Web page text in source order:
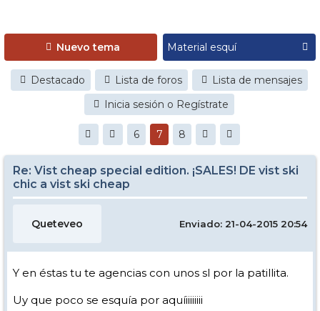
Nuevo tema
Destacado Lista de foros
Lista de mensajes
Inicia sesión o Regístrate
6 7 8
Re: Vist cheap special edition. ¡SALES! DE vist ski
chic a vist ski cheap
Queteveo Enviado: 21-04-2015 20:54
Y en éstas tu te agencias con unos sl por la patillita.
Uy que poco se esquía por aquíiiiiiiii